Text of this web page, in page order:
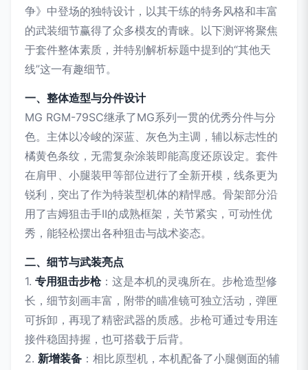
争》中登场的独特设计，以其干练的特务风格和丰富
的武装细节赢得了众多模友的青睐。以下测评将聚焦
于套件整体素质，并特别解析标题中提到的“其他天
线”这一有趣细节。
一、整体造型与分件设计
MG RGM-79SC继承了MG系列一贯的优秀分件与分
色。主体以冷峻的深蓝、灰色为主调，辅以标志性的
橘黄色条纹，无需复杂涂装即能高度还原设定。套件
在肩甲、小腿装甲等部位进行了全新开模，线条更为
锐利，突出了作为特装型机体的精悍感。骨架部分沿
用了吉姆狙击手II的成熟框架，关节紧实，可动性优
秀，能轻松摆出各种狙击与战术姿态。
二、细节与武装亮点
1. 专用狙击步枪：这是本机的灵魂所在。步枪造型修
长，细节刻画丰富，附带的瞄准镜可独立活动，弹匣
可拆卸，再现了精密武器的质感。步枪可通过专用连
接件稳固持握，也可搭载于后背。
2. 新增装备 ：相比原型机，本机配备了小腿侧面的辅